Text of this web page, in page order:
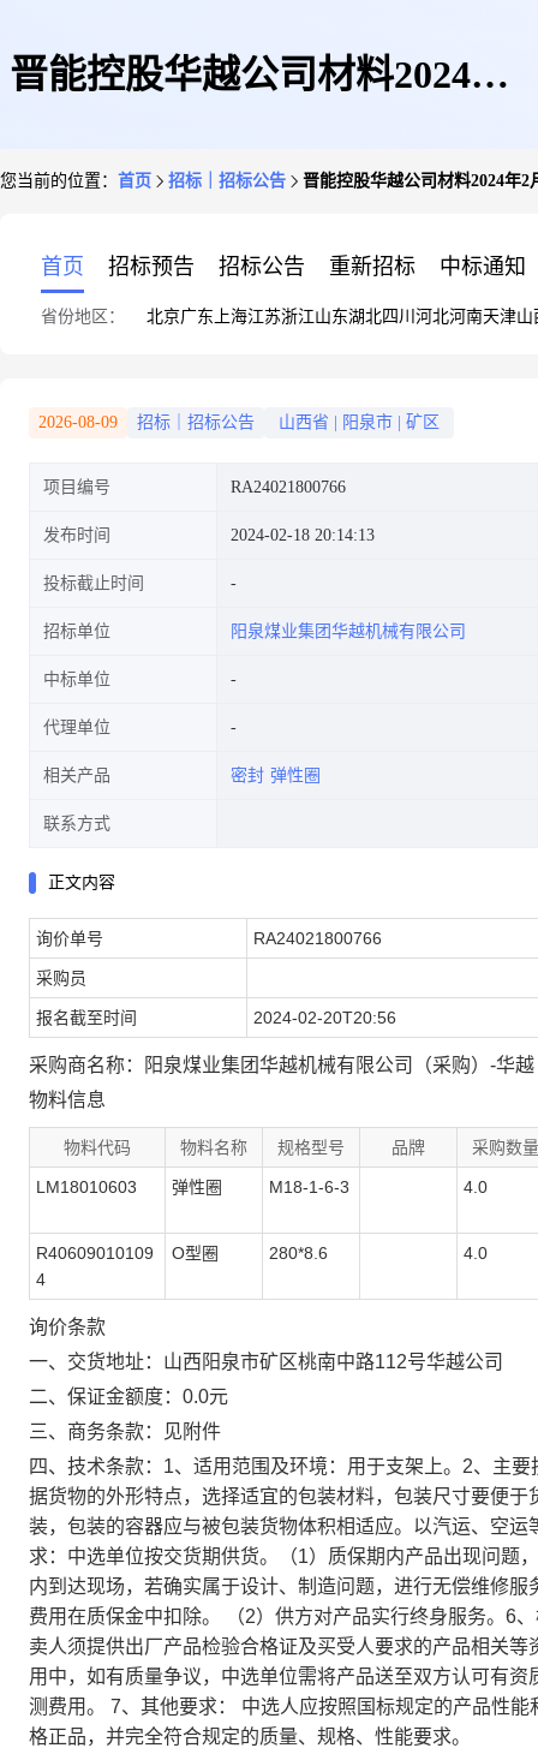
晋能控股华越公司材料2024年2
(采购)-华越)
您当前的位置： 首页 招标｜招标公告 晋能控股华越公司材料2024年
首页 招标预告 招标公告 重新招标 中标通知
省份地区： 北京广东 上海江苏浙江山东湖北四川 河北河南天津山
2026-08-09 招标｜招标公告 山西省 阳泉市 矿区
项目编号 RA24021800766
发布时间 2024-02-18 20:14:13
投标截止时间
招标单位 阳泉煤业集团华越机械有限公司
中标单位
代理单位
相关产品 密封 弹性圈
联系方式
正文内容
询价单号 RA24021800766
采购员
报名截至时间 2024-02-20T20:56
采购商名称：阳泉煤业集团华越机械有限公司（采购）-华越
物料信息
物料代码 物料名称 规格型号 品牌 采购数量
LM18010603 弹性圈 M18-1-6-3 4.0
R40609010109
4
O型圈 280*8.6 4.0
询价条款
一、交货地址：山西阳泉市矿区桃南中路112号华越公司
二、保证金额度：0.0元
三、商务条款：见附件
四、技术条款：1、适用范围及环境：用于支架上。2、主
据货物的外形特点，选择适宜的包装材料，包装尺寸要便
装，包装的容器应与被包装货物体积相适应。以汽运、空
求：中选单位按交货期供货。（1）质保期内产品出现问题
内到达现场，若确实属于设计、制造问题，进行无偿维修
费用在质保金中扣除。 （2）供方对产品实行终身服务。6
卖人须提供出厂产品检验合格证及买受人要求的产品相关
用中，如有质量争议，中选单位需将产品送至双方认可有
测费用。 7、其他要求： 中选人应按照国标规定的产品性
格正品，并完全符合规定的质量、规格、性能要求。